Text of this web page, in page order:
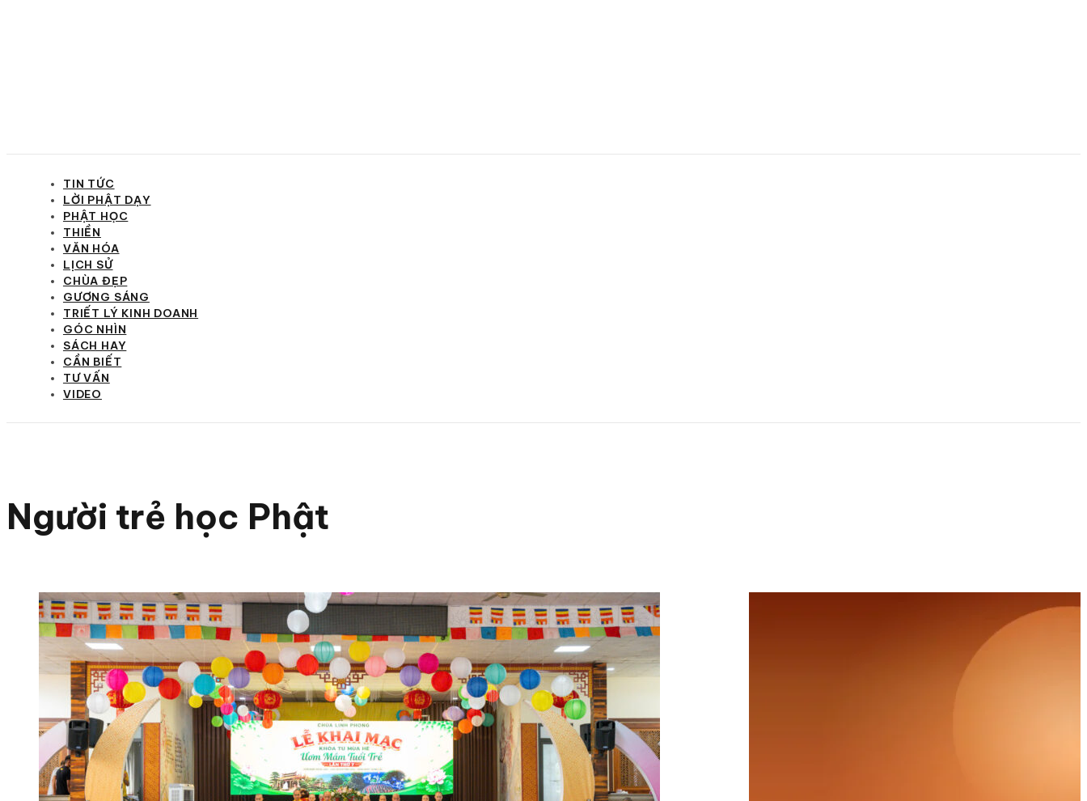
TIN TỨC
LỜI PHẬT DẠY
PHẬT HỌC
THIỀN
VĂN HÓA
LỊCH SỬ
CHÙA ĐẸP
GƯƠNG SÁNG
TRIẾT LÝ KINH DOANH
GÓC NHÌN
SÁCH HAY
CẦN BIẾT
TƯ VẤN
VIDEO
Người trẻ học Phật